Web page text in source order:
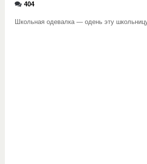
404
Школьная одевалка — одень эту